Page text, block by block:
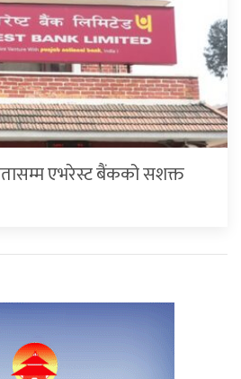
एभरेस्ट बैंकको सशक्त